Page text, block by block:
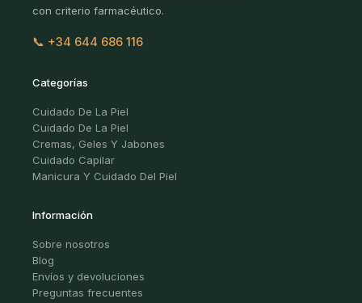
con criterio farmacéutico.
📞 +34 644 686 116
Categorías
Cuidado De La Piel
Cuidado De La Piel
Cremas, Geles Y Jabones
Cuidado Capilar
Manicura Y Cuidado Del Piel
Información
Sobre nosotros
Blog
Envíos y devoluciones
Preguntas frecuentes